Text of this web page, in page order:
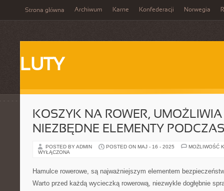
Strona główna Archiwum Karne Konfederacji Norwegia
LUTY
KOSZYK NA ROWER,
NIEZBĘDNE ELEMENTY
POSTED BY ADMIN POSTED ON MAJ - 16 - 2025
MOŻLIWOŚĆ
WYŁĄCZONA
Hamulce rowerowe, są najważniejszym elementem
Warto przed każdą wycieczką rowerową, niezwykle dogłębnie